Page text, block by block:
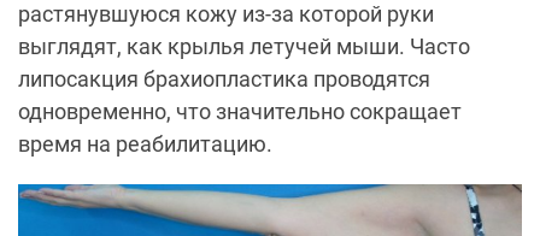
растянувшуюся кожу из-за которой руки
выглядят, как крылья летучей мыши. Часто
липосакция брахиопластика проводятся
одновременно, что значительно сокращает
время на реабилитацию.